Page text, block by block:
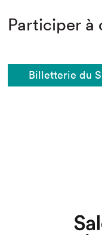
Participer à
Billetterie du